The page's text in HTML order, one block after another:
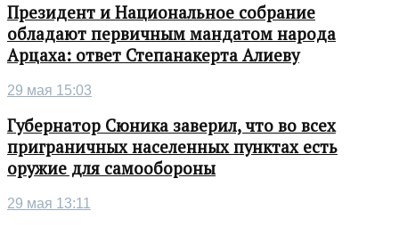
Президент и Национальное собрание
обладают первичным мандатом народа
Арцаха: ответ Степанакерта Алиеву
29 мая 15:03
Губернатор Сюника заверил, что во всех
приграничных населенных пунктах есть
оружие для самообороны
29 мая 13:11